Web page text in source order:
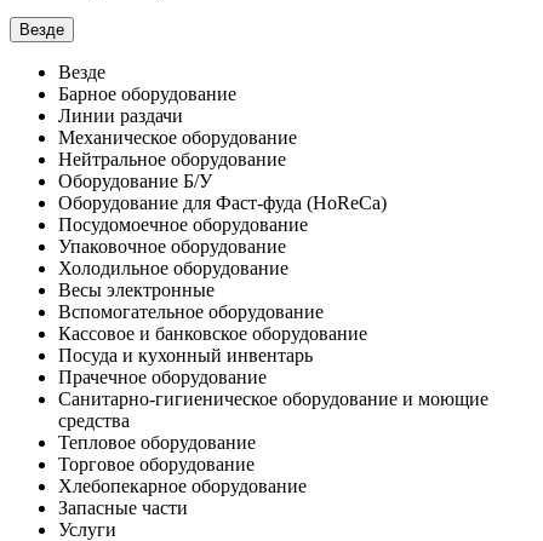
Везде
Везде
Барное оборудование
Линии раздачи
Механическое оборудование
Нейтральное оборудование
Оборудование Б/У
Оборудование для Фаст-фуда (HoReCa)
Посудомоечное оборудование
Упаковочное оборудование
Холодильное оборудование
Весы электронные
Вспомогательное оборудование
Кассовое и банковское оборудование
Посуда и кухонный инвентарь
Прачечное оборудование
Санитарно-гигиеническое оборудование и моющие
средства
Тепловое оборудование
Торговое оборудование
Хлебопекарное оборудование
Запасные части
Услуги